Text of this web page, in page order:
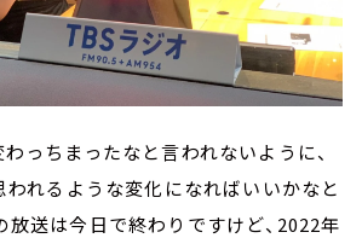
っちまったなと言われないように、
われるような変化になればいいかなと
放送は今日で終わりですけど、2022年